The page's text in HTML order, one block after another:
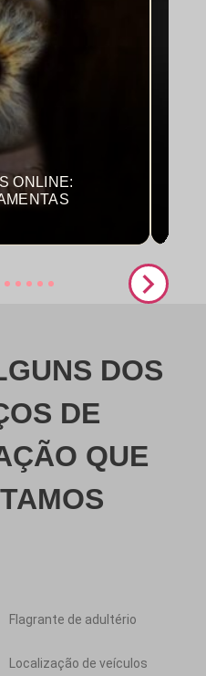
ONLINE:
DOS
DE
QUE
Flagrante de adultério
Localização de veículos